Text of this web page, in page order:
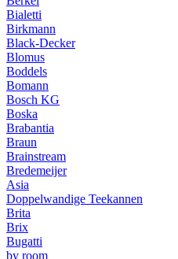
Bialetti
Birkmann
Black-Decker
Blomus
Boddels
Bomann
Bosch KG
Boska
Brabantia
Braun
Brainstream
Bredemeijer
Asia
Doppelwandige Teekannen
Brita
Brix
Bugatti
by room